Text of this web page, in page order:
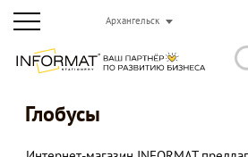
Архангельск
Глобусы